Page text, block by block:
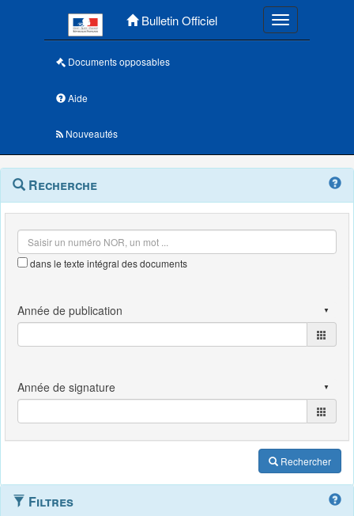
Bulletin Officiel Toggle
Documents opposables
Aide
Nouveautés
Navigation
outils
Menu
contextuel
Recherche
dans le texte intégral des documents
Rechercher
Filtres